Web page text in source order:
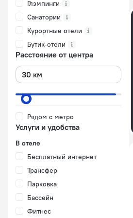
Глэмпинги
Санатории
Курортные отели
Бутик-отели
Расстояние от центра
Рядом с метро
Услуги и удобства
В отеле
Бесплатный интернет
Трансфер
Парковка
Бассейн
Фитнес